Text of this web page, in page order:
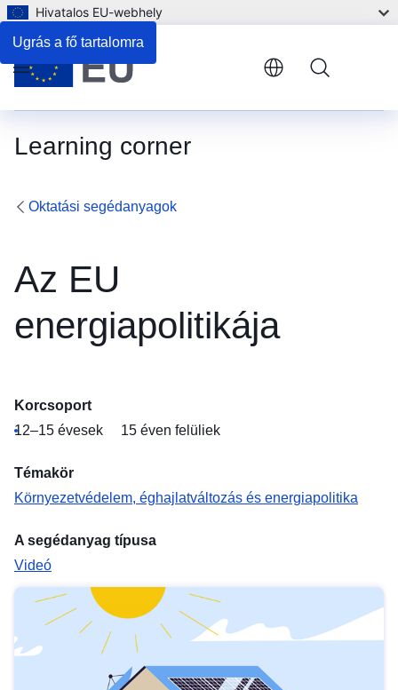
Ugrás a fő tartalomra
Hivatalos EU-webhely
Learning corner
Menu
Oktatási segédanyagok
Az EU
energiapolitikája
Korcsoport
12–15 évesek
15 éven felüliek
Témakör
Környezetvédelem, éghajlatváltozás és energiapolitika
A segédanyag típusa
Videó